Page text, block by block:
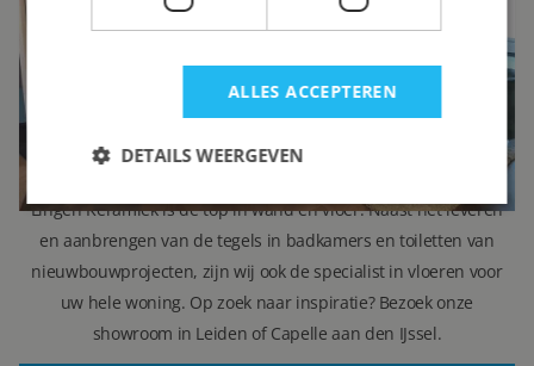
(Capelle aan den IJssel)
info@lingenkeramiek.nl
Lingen Keramiek is de top in wand en vloer. Naast het leveren
en aanbrengen van de tegels in badkamers en toiletten van
nieuwbouwprojecten, zijn wij ook de specialist in vloeren voor
uw hele woning. Op zoek naar inspiratie? Bezoek onze
showroom in Leiden of Capelle aan den IJssel.
ALLES ACCEPTEREN
DETAILS WEERGEVEN